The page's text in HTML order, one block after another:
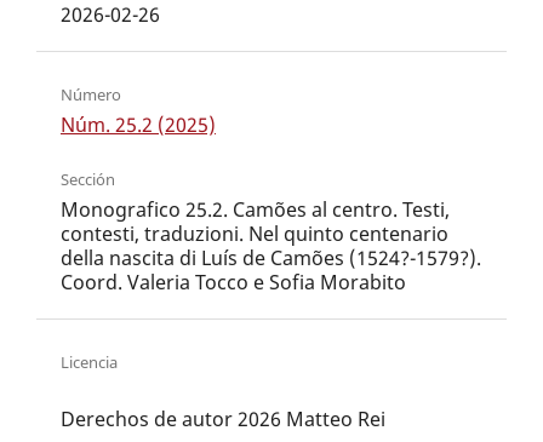
2026-02-26
Número
Núm. 25.2 (2025)
Sección
Monografico 25.2. Camões al centro. Testi,
contesti, traduzioni. Nel quinto centenario
della nascita di Luís de Camões (1524?-1579?).
Coord. Valeria Tocco e Sofia Morabito
Licencia
Derechos de autor 2026 Matteo Rei